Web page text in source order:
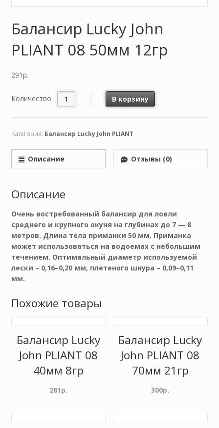
Балансир Lucky John
PLIANT 08 50мм 12гр
291р.
Количество В корзину
Категория: Балансир Lucky John PLIANT
Описание Отзывы (0)
Описание
Очень востребованный балансир для ловли
среднего и крупного окуня на глубинах до 7 — 8
метров. Длина тела приманки 50 мм. Приманка
может использоваться на водоемах с небольшим
течением. Оптимальный диаметр используемой
лески – 0,16–0,20 мм, плетеного шнура – 0,09–0,11
мм.
Похожие товары
Балансир Lucky
John PLIANT 08
40мм 8гр
281р.
Балансир Lucky
John PLIANT 08
70мм 21гр
300р.